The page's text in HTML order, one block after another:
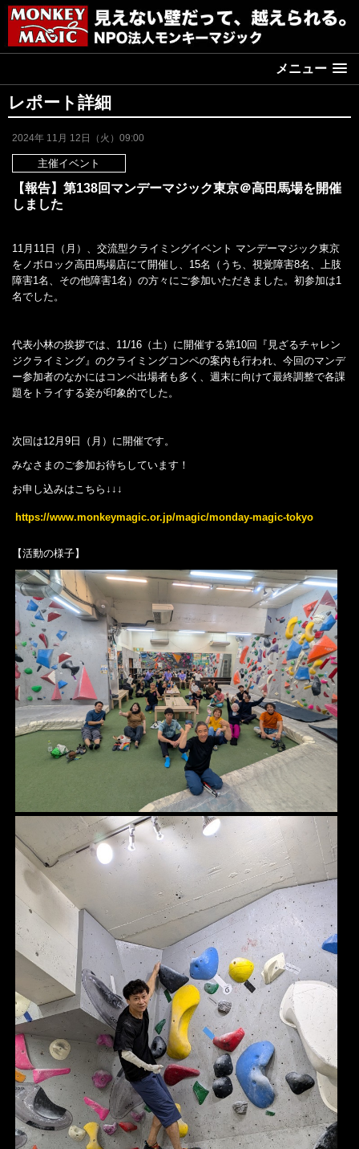
メニュー
レポート詳細
2024年 11月 12日（火）09:00
主催イベント
【報告】第138回マンデーマジック東京＠高田馬場を開催
しました
11月11日（月）、交流型クライミングイベント マンデーマジック東京
をノボロック高田馬場店にて開催し、15名（うち、視覚障害8名、上肢
障害1名、その他障害1名）の方々にご参加いただきました。初参加は1
名でした。
代表小林の挨拶では、11/16（土）に開催する第10回『見ざるチャレン
ジクライミング』のクライミングコンペの案内も行われ、今回のマンデ
ー参加者のなかにはコンペ出場者も多く、週末に向けて最終調整で各課
題をトライする姿が印象的でした。
次回は12月9日（月）に開催です。
みなさまのご参加お待ちしています！
お申し込みはこちら↓↓↓
https://www.monkeymagic.or.jp/magic/monday-magic-tokyo
【活動の様子】